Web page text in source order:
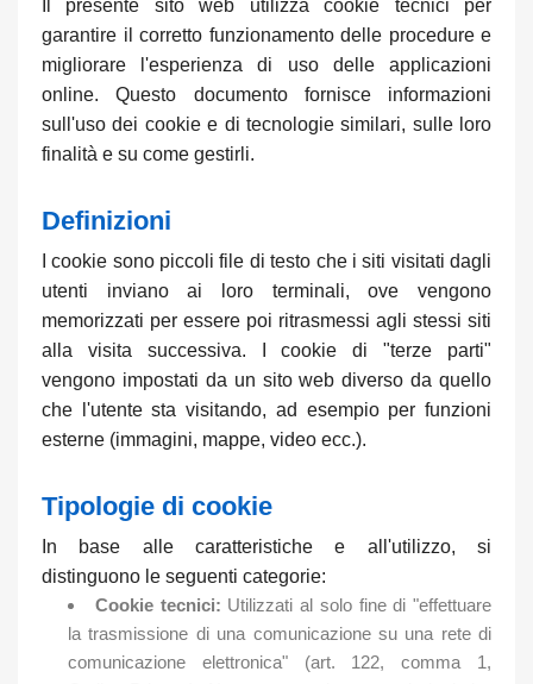
Il presente sito web utilizza cookie tecnici per
garantire il corretto funzionamento delle procedure e
migliorare l'esperienza di uso delle applicazioni
online. Questo documento fornisce informazioni
sull'uso dei cookie e di tecnologie similari, sulle loro
finalità e su come gestirli.
Definizioni
I cookie sono piccoli file di testo che i siti visitati dagli
utenti inviano ai loro terminali, ove vengono
memorizzati per essere poi ritrasmessi agli stessi siti
alla visita successiva. I cookie di "terze parti"
vengono impostati da un sito web diverso da quello
che l'utente sta visitando, ad esempio per funzioni
esterne (immagini, mappe, video ecc.).
Tipologie di cookie
In base alle caratteristiche e all'utilizzo, si
distinguono le seguenti categorie:
Cookie tecnici: Utilizzati al solo fine di "effettuare
la trasmissione di una comunicazione su una rete di
comunicazione elettronica" (art. 122, comma 1,